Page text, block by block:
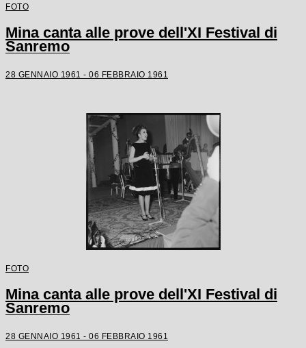
FOTO
Mina canta alle prove dell'XI Festival di
Sanremo
28 GENNAIO 1961 - 06 FEBBRAIO 1961
FOTO
Mina canta alle prove dell'XI Festival di
Sanremo
28 GENNAIO 1961 - 06 FEBBRAIO 1961